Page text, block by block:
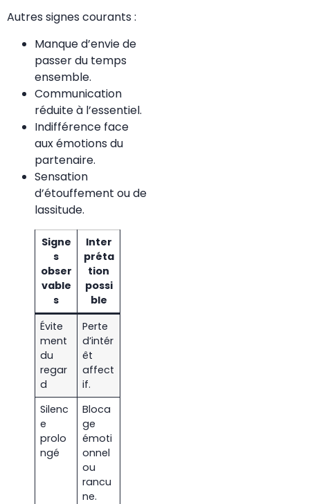
Autres signes courants :
Manque d’envie de
passer du temps
ensemble.
Communication
réduite à l’essentiel.
Indifférence face
aux émotions du
partenaire.
Sensation
d’étouffement ou de
lassitude.
Signe
s
obser
vable
s
Inter
préta
tion
possi
ble
Évite
ment
du
regar
d
Perte
d’intér
êt
affect
if.
Silenc
e
prolo
ngé
Bloca
ge
émoti
onnel
ou
rancu
ne.